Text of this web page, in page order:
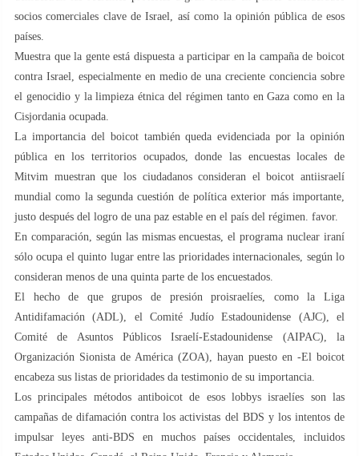
socios comerciales clave de Israel, así como la opinión pública de esos
países.
Muestra que la gente está dispuesta a participar en la campaña de boicot
contra Israel, especialmente en medio de una creciente conciencia sobre
el genocidio y la limpieza étnica del régimen tanto en Gaza como en la
Cisjordania ocupada.
La importancia del boicot también queda evidenciada por la opinión
pública en los territorios ocupados, donde las encuestas locales de
Mitvim muestran que los ciudadanos consideran el boicot antiisraelí
mundial como la segunda cuestión de política exterior más importante,
justo después del logro de una paz estable en el país del régimen. favor.
En comparación, según las mismas encuestas, el programa nuclear iraní
sólo ocupa el quinto lugar entre las prioridades internacionales, según lo
consideran menos de una quinta parte de los encuestados.
El hecho de que grupos de presión proisraelíes, como la Liga
Antidifamación (ADL), el Comité Judío Estadounidense (AJC), el
Comité de Asuntos Públicos Israelí-Estadounidense (AIPAC), la
Organización Sionista de América (ZOA), hayan puesto en -El boicot
encabeza sus listas de prioridades da testimonio de su importancia.
Los principales métodos antiboicot de esos lobbys israelíes son las
campañas de difamación contra los activistas del BDS y los intentos de
impulsar leyes anti-BDS en muchos países occidentales, incluidos